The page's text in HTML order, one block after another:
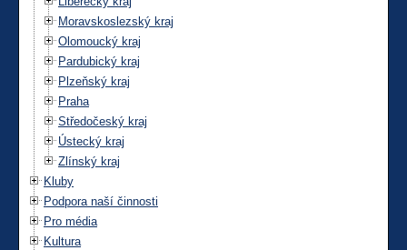
Moravskoslezský kraj
Olomoucký kraj
Pardubický kraj
Plzeňský kraj
Praha
Středočeský kraj
Ústecký kraj
Zlínský kraj
Kluby
Podpora naší činnosti
Pro média
Kultura